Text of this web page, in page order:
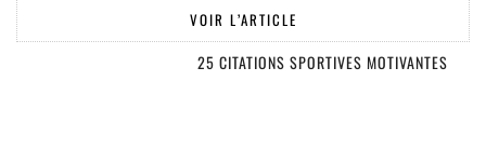
VOIR L’ARTICLE
25 CITATIONS SPORTIVES MOTIVANTES